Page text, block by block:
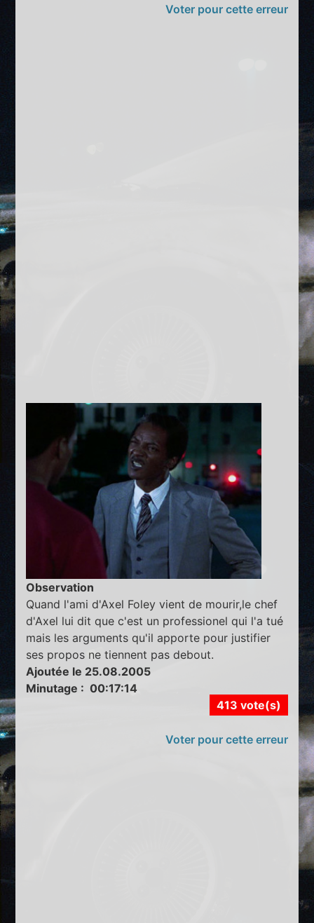
Voter pour cette erreur
Observation
Quand l'ami d'Axel Foley vient de mourir,le chef
d'Axel lui dit que c'est un professionel qui l'a tué
mais les arguments qu'il apporte pour justifier
ses propos ne tiennent pas debout.
Ajoutée le 25.08.2005
Minutage : 00:17:14
413 vote(s)
Voter pour cette erreur